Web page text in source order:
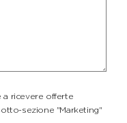
ricevere offerte
sezione "Marketing"